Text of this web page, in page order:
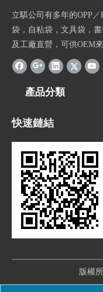
立騏公司有多年的OPP
袋，自粘袋，文具袋，
及工廠直營，可供OEM
產品分類
快速鏈結
版權